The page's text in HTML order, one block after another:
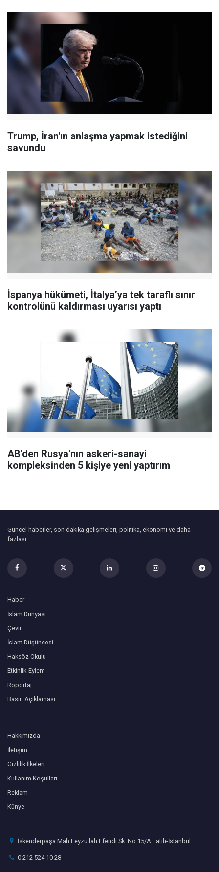
Trump, İran'ın anlaşma yapmak istediğini
savundu
İspanya hükümeti, İtalya’ya tek taraflı sınır
kontrolünü kaldırması uyarısı yaptı
AB'den Rusya'nın askeri-sanayi
kompleksinden 5 kişiye yeni yaptırım
Güncel haberler, son dakika gelişmeleri, politika, ekonomi ve daha
fazlası.
Haber
İslam Dünyası
Çeviri
İslam Düşüncesi
Haksöz Okulu
Etkinlik-Eylem
Röportaj
Basın Açıklaması
Hakkımızda
İletişim
Gizlilik İlkeleri
Kullanım Koşulları
Reklam
Künye
İskenderpaşa Mah Feyzullah Efendi Sk. No:15/A Fatih-İstanbul
0 212 524 10 28